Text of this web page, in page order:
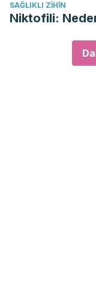
SAĞLIKLI ZIHIN
Niktofili: